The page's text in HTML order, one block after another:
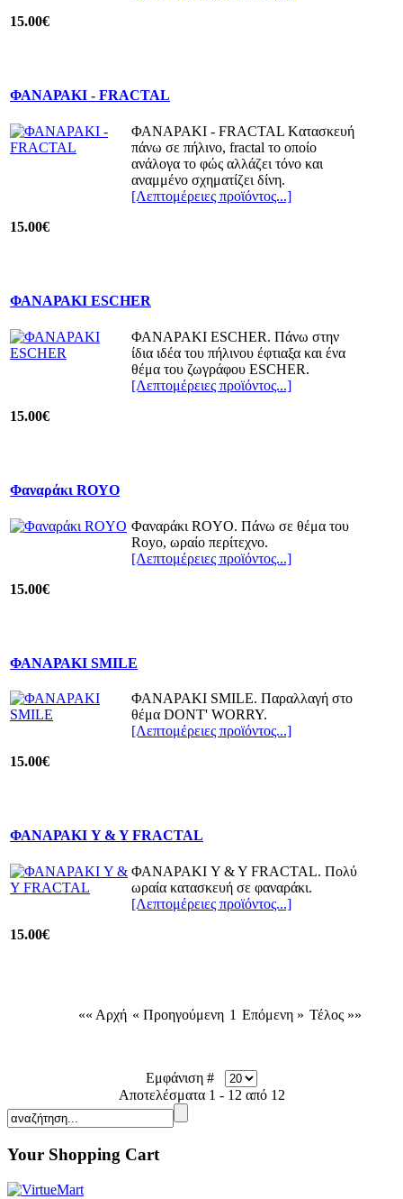
15.00€
ΦΑΝΑΡΑΚΙ - FRACTAL
ΦΑΝΑΡΑΚΙ - FRACTAL Kατασκευή
πάνω σε πήλινο, fractal το οποίο
ανάλογα το φώς αλλάζει τόνο και
αναμμένο σχηματίζει δίνη.
[Λεπτομέρειες προϊόντος...]
15.00€
ΦΑΝΑΡΑΚΙ ESCHER
ΦΑΝΑΡΑΚΙ ESCHER. Πάνω στην
ίδια ιδέα του πήλινου έφτιαξα και ένα
θέμα του ζωγράφου ESCHER.
[Λεπτομέρειες προϊόντος...]
15.00€
Φαναράκι ROYO
Φαναράκι ROYO. Πάνω σε θέμα του
Royo, ωραίο περίτεχνο.
[Λεπτομέρειες προϊόντος...]
15.00€
ΦΑΝΑΡΑΚΙ SMILE
ΦΑΝΑΡΑΚΙ SMILE. Παραλλαγή στο
θέμα DONT' WORRY.
[Λεπτομέρειες προϊόντος...]
15.00€
ΦΑΝΑΡΑΚΙ Y & Y FRACTAL
ΦΑΝΑΡΑΚΙ Y & Y FRACTAL. Πολύ
ωραία κατασκευή σε φαναράκι.
[Λεπτομέρειες προϊόντος...]
15.00€
«« Αρχή « Προηγούμενη 1 Επόμενη » Τέλος »»
Εμφάνιση #
Αποτελέσματα 1 - 12 από 12
Your Shopping Cart